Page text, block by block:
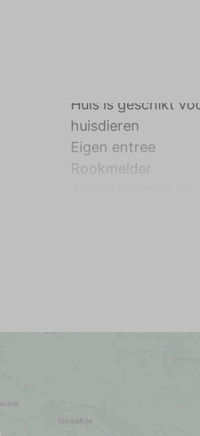
Huis is geschikt
huisdieren
Eigen entree
Rookmelder